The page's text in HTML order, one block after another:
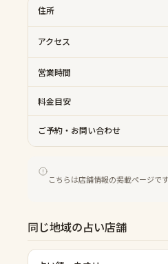
住所
アクセス
営業時間
料金目安
ご予約・お問い合わせ
こちらは店舗情報の掲載ページで
同じ地域の占い店舗